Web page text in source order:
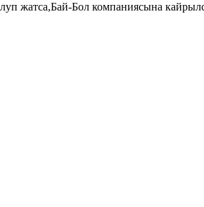
жатса,Бай-Бол компаниясына